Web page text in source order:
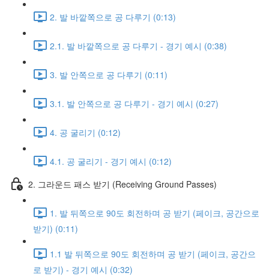
2. 발 바깥쪽으로 공 다루기 (0:13)
2.1. 발 바깥쪽으로 공 다루기 - 경기 예시 (0:38)
3. 발 안쪽으로 공 다루기 (0:11)
3.1. 발 안쪽으로 공 다루기 - 경기 예시 (0:27)
4. 공 굴리기 (0:12)
4.1. 공 굴리기 - 경기 예시 (0:12)
2. 그라운드 패스 받기 (Receiving Ground Passes)
1. 발 뒤쪽으로 90도 회전하며 공 받기 (페이크, 공간으로
받기) (0:11)
1.1 발 뒤쪽으로 90도 회전하며 공 받기 (페이크, 공간으
로 받기) - 경기 예시 (0:32)